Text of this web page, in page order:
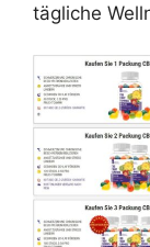
tägliche